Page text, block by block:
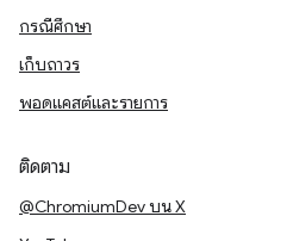
กรณีศึกษา
เก็บถาวร
พอดแคสต์และรายการ
ติดตาม
@ChromiumDev บน X